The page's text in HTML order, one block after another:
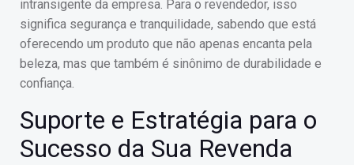
intransigente da empresa. Para o revendedor, isso
significa segurança e tranquilidade, sabendo que está
oferecendo um produto que não apenas encanta pela
beleza, mas que também é sinônimo de durabilidade e
confiança.
Suporte e Estratégia para o
Sucesso da Sua Revenda